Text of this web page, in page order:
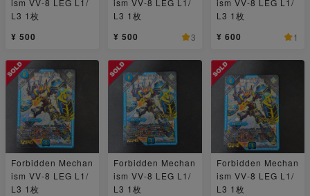
L3 1枚
¥ 500
L3 1枚
¥ 500 3
L3 1枚
¥ 600 1
Forbidden Mechan
ism VV-8 LEG L1/
L3 1枚
Forbidden Mechan
ism VV-8 LEG L1/
L3 1枚
Forbidden Mechan
ism VV-8 LEG L1/
L3 1枚